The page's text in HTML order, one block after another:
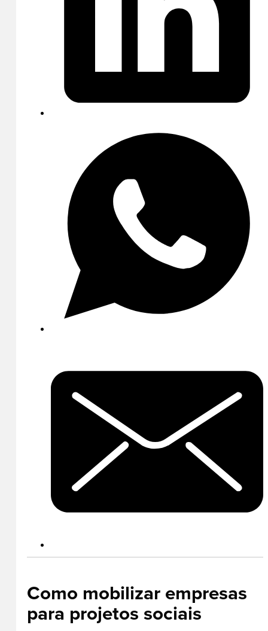
Como mobilizar empresas
para projetos sociais